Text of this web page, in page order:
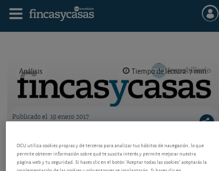
Análisis Tiempo de lectura: 7 min.
Logo OCU inmobiliario
Publicado el 19 enero 2017
Qué derrama se prepara en la comunidad
Antes de adquirir una vivienda tenga en cuenta las
probabilidades que tiene de que le toque afrontar
OCU utiliza cookies propias y de terceros para analizar tus hábitos de navegación, lo que
permite obtener información sobre qué te suscita interés y permite mejorar nuestra
página web y tu seguridad. Si haces clic en el botón "Aceptar todas las cookies" aceptarás la